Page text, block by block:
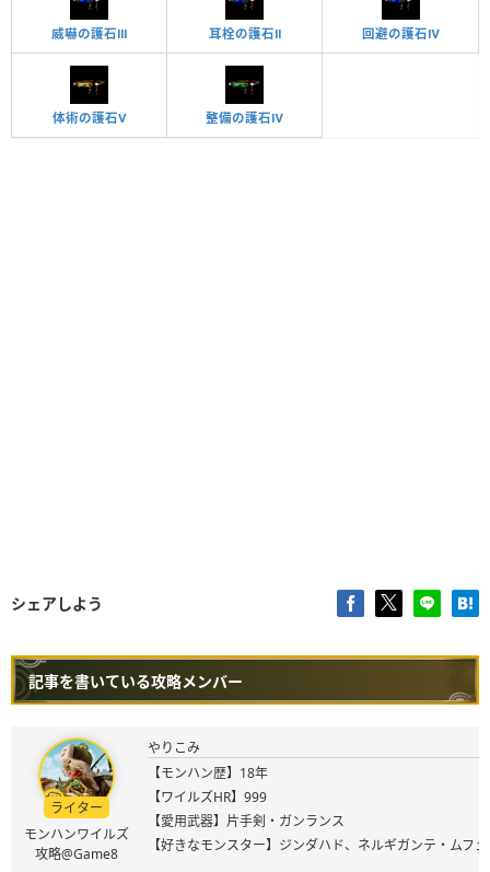
威嚇の護石Ⅲ 耳栓の護石Ⅱ 回避の護石Ⅳ
体術の護石Ⅴ 整備の護石Ⅳ
シェアしよう
記事を書いている攻略メンバー
ライター
モンハンワイルズ
攻略@Game8
やりこみ
【モンハン歴】18年
【ワイルズHR】999
【愛用武器】片手剣・ガンランス
【好きなモンスター】ジンダハド、ネルギガンテ・ムフ